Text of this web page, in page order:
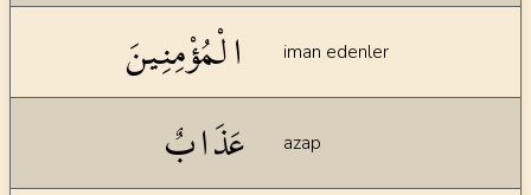
الْمُؤْمِنِينَ iman edenler
عَذَابٌ azap